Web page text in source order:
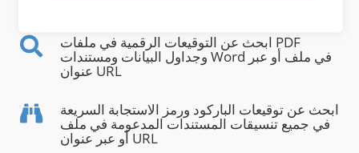
ابحث عن التوقيعات الرقمية في ملفات PDF
وجداول البيانات ومستندات Word في ملف أو عبر
عنوان URL
ابحث عن توقيعات الباركود ورمز الاستجابة السريعة
في جميع تنسيقات المستندات المدعومة في ملف
أو عبر عنوان URL